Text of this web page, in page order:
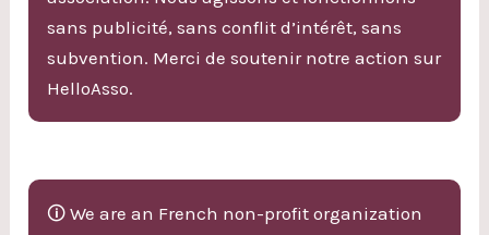
sans publicité, sans conflit d’intérêt, sans
subvention. Merci de soutenir notre action sur
HelloAsso.
🛈 We are an French non-profit organization